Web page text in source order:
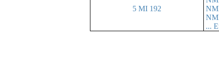
5 MI 192
...